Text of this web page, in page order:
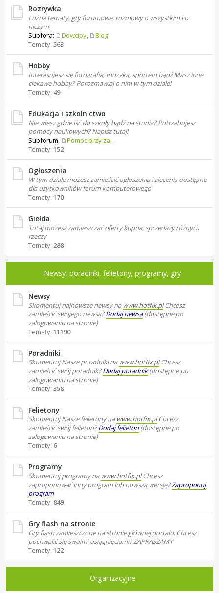
Rozrywka
Luźne tematy, gry forumowe, rozmowy o wszystkim i o
niczym
Subfora:
Dowcipy,
Blog
Tematy: 563
Hobby
Interesujesz się fotografią, muzyką, sportem bądź Masz inne
ciekawe hobby? Porozmawiaj o nim w tym dziale!
Tematy: 49
Edukacja i szkolnictwo
Nie wiesz gdzie iść do szkoły bądź na studia? Potrzebujesz
pomocy naukowych? Napisz tutaj!
Subforum:
Pomoc przy zadaniach domowych
Tematy: 152
Ogłoszenia
W tym dziale możesz zamieścić ogłoszenia i zlecenia dostępne
dla użytkowników forum komputerowego
Tematy: 170
Giełda
Tutaj możesz zamieszczać oferty kupna, sprzedaży różnych
rzeczy
Tematy: 288
Newsy, poradniki, felietony, programy, gry
Newsy
Skomentuj najnowsze newsy na www.hotfix.plChcesz
zamieścić swojego newsa?Dodaj newsa(dostępne po
zalogowaniu na stronie)
Tematy: 11190
Poradniki
Skomentuj Nasze poradniki na www.hotfix.plChcesz
zamieścić swój poradnik?Dodaj poradnik(dostępne po
zalogowaniu na stronie)
Tematy: 358
Felietony
Skomentuj Nasze felietony na www.hotfix.plChcesz
zamieścić swój felieton?Dodaj felieton(dostępne po
zalogowaniu na stronie)
Tematy: 6
Programy
Skomentuj programy na www.hotfix.plChcesz
zaproponować inny program lub nowszą wersję?Zaproponuj
program
Tematy: 849
Gry flash na stronie
Gry flash zamieszczone na stronie głównej portalu. Chcesz
pochwalić się swoimi osiągnięciami? ZAPRASZAMY
Tematy: 122
Organizacyjne